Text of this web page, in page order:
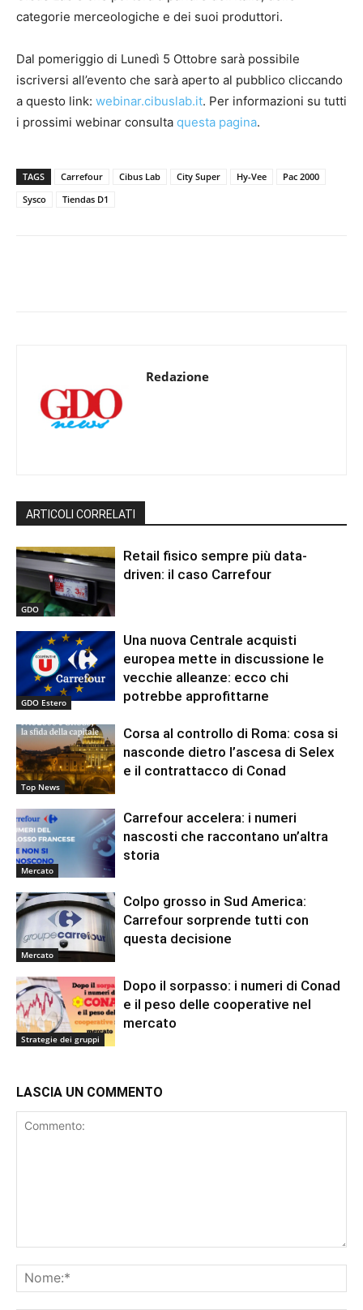
categorie merceologiche e dei suoi produttori.
Dal pomeriggio di Lunedì 5 Ottobre sarà possibile
iscriversi all’evento che sarà aperto al pubblico cliccando
a questo link: webinar.cibuslab.it. Per informazioni su tutti
i prossimi webinar consulta questa pagina.
TAGS Carrefour Cibus Lab City Super Hy-Vee
Pac 2000
Sysco
Tiendas D1
Redazione
ARTICOLI CORRELATI
GDO
Retail fisico sempre più data-
driven: il caso Carrefour
GDO Estero
Una nuova Centrale acquisti
europea mette in discussione le
vecchie alleanze: ecco chi
potrebbe approfittarne
Top News
Corsa al controllo di Roma: cosa si
nasconde dietro l’ascesa di Selex
e il contrattacco di Conad
Mercato
Carrefour accelera: i numeri
nascosti che raccontano un’altra
storia
Mercato
Colpo grosso in Sud America:
Carrefour sorprende tutti con
questa decisione
Strategie dei gruppi
Dopo il sorpasso: i numeri di Conad
e il peso delle cooperative nel
mercato
LASCIA UN COMMENTO